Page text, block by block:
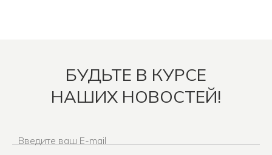
БУДЬТЕ В КУРСЕ
НАШИХ НОВОСТЕЙ!
Введите ваш E-mail